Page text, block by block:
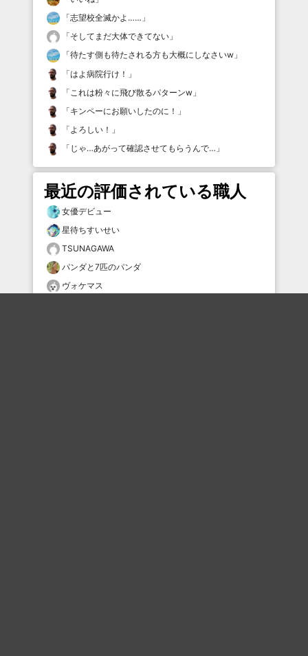
「志望校全滅かよ…… 」
「そしてまだ大体できてない 」
「待たす側も待たされる方も大概にしなさいw 」
「はよ病院行け！ 」
「 これは粉々に飛び散るパターンw 」
「キンペーにお願いしたのに！ 」
「よろしい！ 」
「 じゃ…あがって確認させてもらうんで… 」
最近の評価されている職人
女優デビュー
星待ちすいせい
TSUNAGAWA
パンダと7匹のパンダ
ヴォケマス